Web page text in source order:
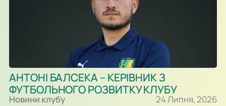
АНТОНІ БАЛСЕКА – КЕРІВНИК З
ФУТБОЛЬНОГО РОЗВИТКУ КЛУБУ
Новини клубу 24 Липня, 2026